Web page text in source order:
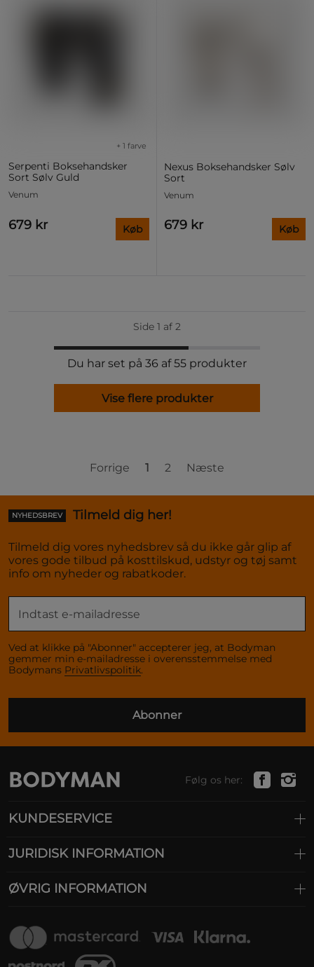
Serpenti Boksehandsker
Sort Sølv Guld
+ 1 farve
Venum
679 kr Køb
Nexus Boksehandsker Sølv
Sort
Venum
679 kr Køb
Side 1 af 2
Du har set på 36 af 55 produkter
Vise flere produkter
Forrige 1 2 Næste
NYHEDSBREV Tilmeld dig her!
Tilmeld dig vores nyhedsbrev så du ikke går glip af
vores gode tilbud på kosttilskud, udstyr og tøj samt
info om nyheder og rabatkoder.
Ved at klikke på "Abonner" accepterer jeg, at Bodyman
gemmer min e-mailadresse i overensstemmelse med
Bodymans Privatlivspolitik.
Abonner
Følg os her:
KUNDESERVICE
JURIDISK INFORMATION
ØVRIG INFORMATION